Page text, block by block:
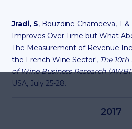
Jradi, S, Bouzdine-Chameeva, T &
Improves Over Time but What
The Measurement of Revenue
the French Wine Sector', The
of Wine Business Research
USA, July 25-28.
2017